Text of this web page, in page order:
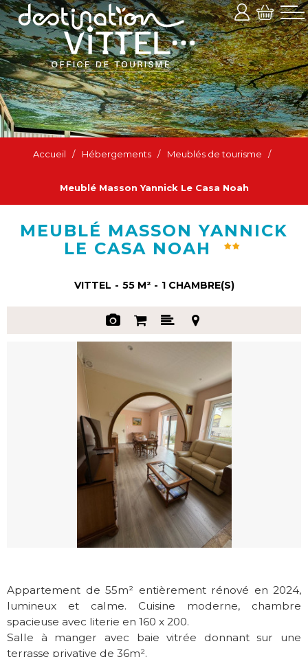
Accueil / Hébergements / Meublés de tourisme /
Meublé Masson Yannick Le Casa Noah
MEUBLÉ MASSON YANNICK
LE CASA NOAH
VITTEL 55 M² 1 CHAMBRE(S)
Appartement de 55m² entièrement rénové en 2024,
lumineux et calme. Cuisine moderne, chambre
spacieuse avec literie en 160 x 200.
Salle à manger avec baie vitrée donnant sur une
terrasse privative de 36m².